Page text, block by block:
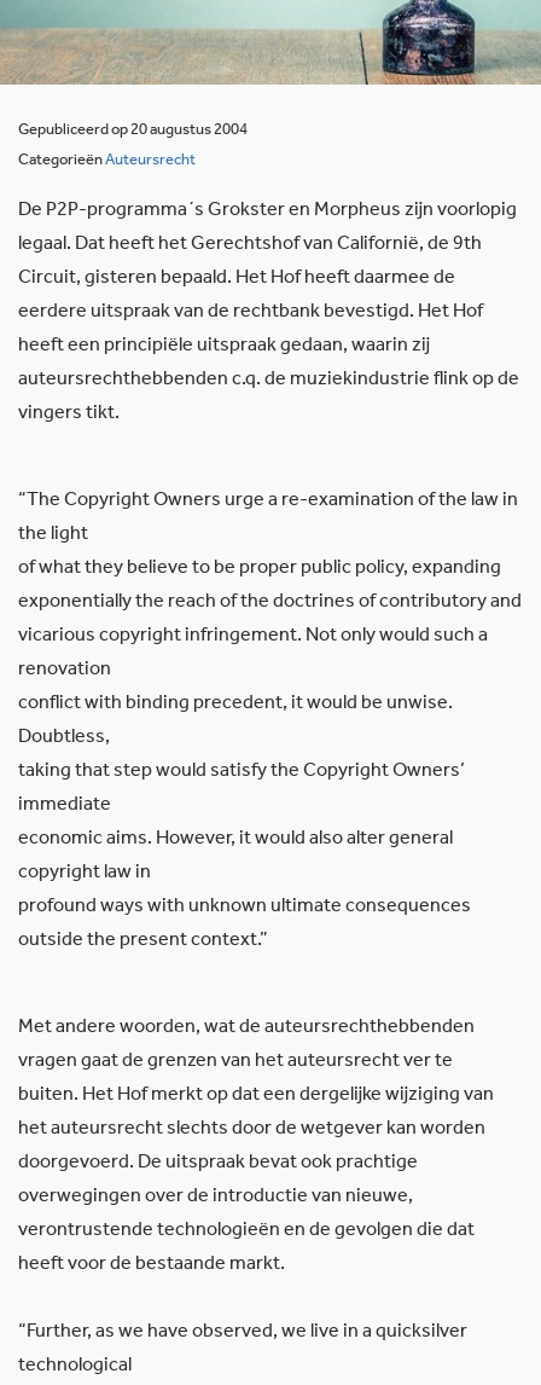
Gepubliceerd op 20 augustus 2004
CategorieënAuteursrecht
De P2P-programma´s Grokster en Morpheus zijn voorlopig
legaal. Dat heeft het Gerechtshof van Californië, de 9th
Circuit, gisteren bepaald. Het Hof heeft daarmee de
eerdere uitspraak van de rechtbank bevestigd. Het Hof
heeft een principiële uitspraak gedaan, waarin zij
auteursrechthebbenden c.q. de muziekindustrie flink op de
vingers tikt.
“The Copyright Owners urge a re-examination of the law in
the light
of what they believe to be proper public policy, expanding
exponentially the reach of the doctrines of contributory and
vicarious copyright infringement. Not only would such a
renovation
conflict with binding precedent, it would be unwise.
Doubtless,
taking that step would satisfy the Copyright Owners’
immediate
economic aims. However, it would also alter general
copyright law in
profound ways with unknown ultimate consequences
outside the present context.”
Met andere woorden, wat de auteursrechthebbenden
vragen gaat de grenzen van het auteursrecht ver te
buiten. Het Hof merkt op dat een dergelijke wijziging van
het auteursrecht slechts door de wetgever kan worden
doorgevoerd. De uitspraak bevat ook prachtige
overwegingen over de introductie van nieuwe,
verontrustende technologieën en de gevolgen die dat
heeft voor de bestaande markt.
“Further, as we have observed, we live in a quicksilver
technological